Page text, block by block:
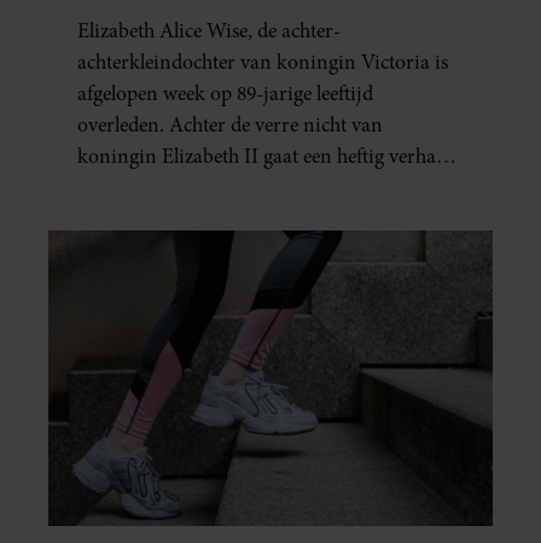
DOOD VAN HAAR BABY
Elizabeth Alice Wise, de achter-
achterkleindochter van koningin Victoria is
afgelopen week op 89-jarige leeftijd
overleden. Achter de verre nicht van
koningin Elizabeth II gaat een heftig verhaal